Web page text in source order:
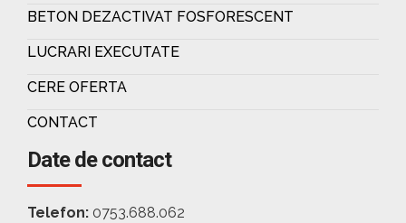
BETON DEZACTIVAT FOSFORESCENT
LUCRARI EXECUTATE
CERE OFERTA
CONTACT
Date de contact
Telefon: 0753.688.062